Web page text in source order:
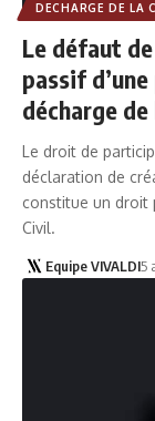
DECHARGE DE LA
Le défaut
passif
décharge
Le droit de
déclaration de
constitue un droit
Civil.
Equipe VIVALDI5